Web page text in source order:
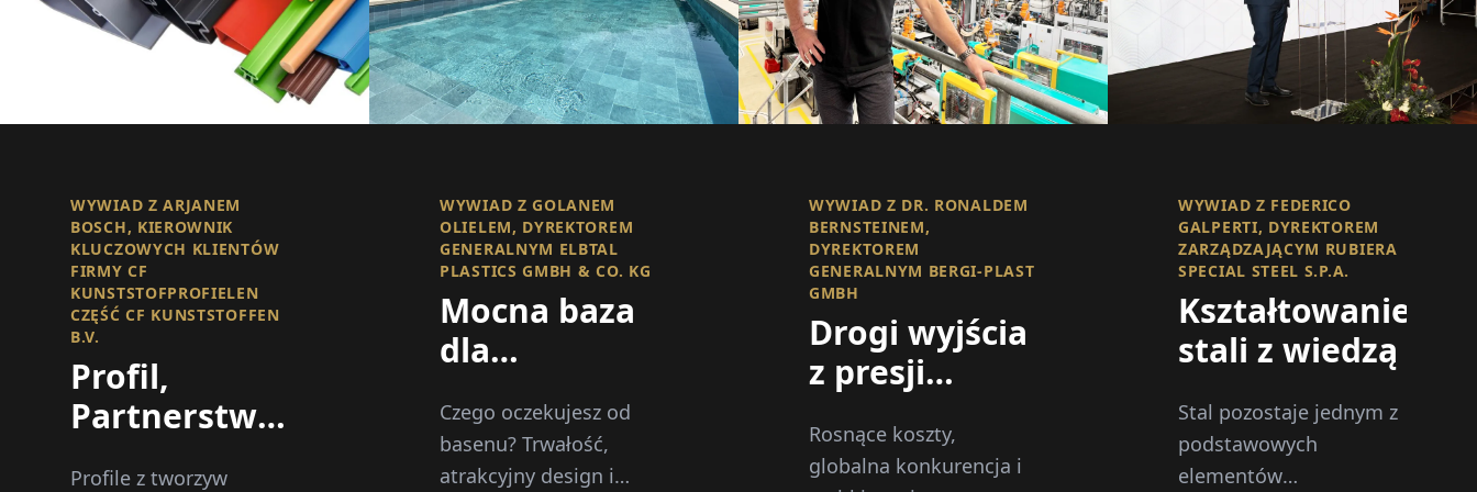
WYWIAD Z ARJANEM
BOSCH, KIEROWNIK
KLUCZOWYCH KLIENTÓW
FIRMY CF
KUNSTSTOFPROFIELEN
CZĘŚĆ CF KUNSTSTOFFEN
B.V.
Profil,
Partnerstwo i
Profile z tworzyw
WYWIAD Z GOLANEM
OLIELEM, DYREKTOREM
GENERALNYM ELBTAL
PLASTICS GMBH & CO. KG
Mocna baza
dla
basenu
Czego oczekujesz od
basenu? Trwałość,
atrakcyjny design i
WYWIAD Z DR. RONALDEM
BERNSTEINEM,
DYREKTOREM
GENERALNYM BERGI-PLAST
GMBH
Drogi wyjścia
z presji
automatyzacja,
Rosnące koszty,
globalna konkurencja i
WYWIAD Z FEDERICO
GALPERTI, DYREKTOREM
ZARZĄDZAJĄCYM RUBIERA
SPECIAL STEEL S.P.A.
Kształtowanie
stali z wiedzą
Stal pozostaje jednym z
podstawowych
elementów